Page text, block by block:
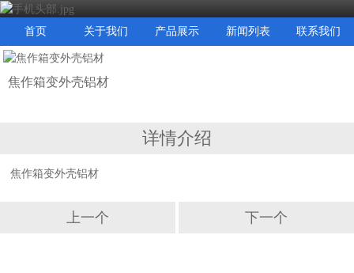
首页 关于我们 产品展示 新闻列表 联系我们
焦作箱变外壳铝材
详情介绍
焦作箱变外壳铝材
上一个 下一个